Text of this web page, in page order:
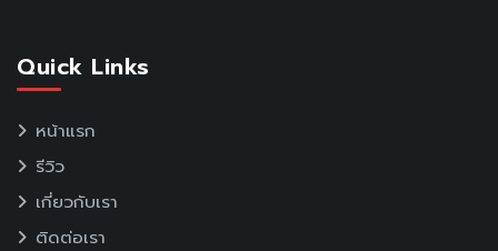
Quick Links
หน้าแรก
รีวิว
เกี่ยวกับเรา
ติดต่อเรา